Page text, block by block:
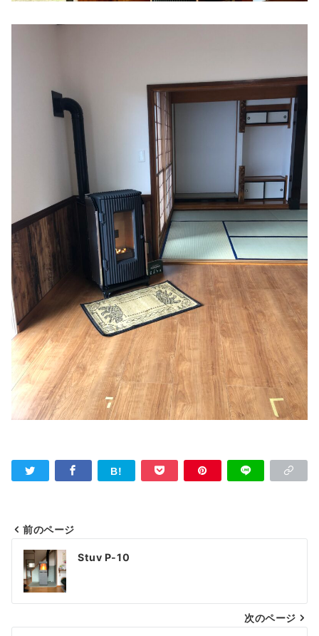
投
稿
ナ
ビ
前のページ
Stuv P-10
次のページ